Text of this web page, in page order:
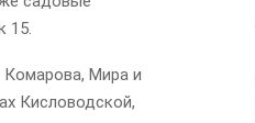
15.
Комарова, Мира и
Кисловодской,